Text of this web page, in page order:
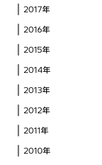
2017年
2016年
2015年
2014年
2013年
2012年
2011年
2010年